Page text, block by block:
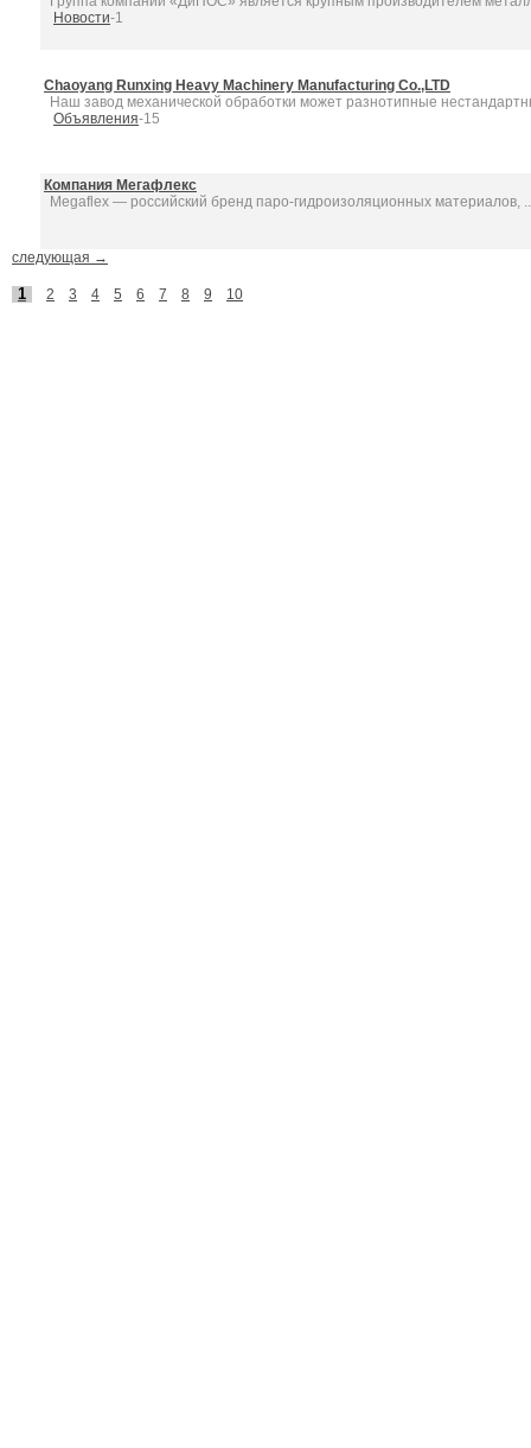
Новости-1
Chaoyang Runxing Heavy Machinery Manufacturing Co.,LTD
Наш завод механической обработки может разнотипные
Объявления-15
Компания Мегафлекс
Megaflex — российский бренд паро-гидроизоляционных материалов,
следующая →
1 2 3 4 5 6 7 8 9 10